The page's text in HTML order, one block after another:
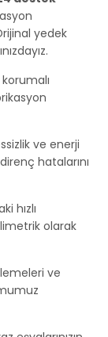
yedek
ve enerji
hatalarını
hızlı
olarak
ve